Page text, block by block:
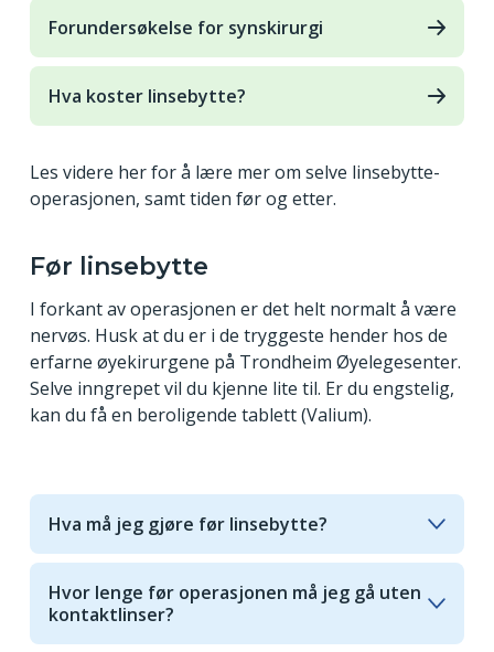
Forundersøkelse for synskirurgi
Hva koster linsebytte?
Les videre her for å lære mer om selve linsebytte-
operasjonen, samt tiden før og etter.
Før linsebytte
I forkant av operasjonen er det helt normalt å være
nervøs. Husk at du er i de tryggeste hender hos de
erfarne øyekirurgene på Trondheim Øyelegesenter.
Selve inngrepet vil du kjenne lite til. Er du engstelig,
kan du få en beroligende tablett (Valium).
Hva må jeg gjøre før linsebytte?
På operasjonsdagen skal du prøve å ha en så
operasjonen må du planlegge hjemtransport, og
møte uthvilt og forberedt. Ha på komfortable og
Hvor lenge før operasjonen må jeg gå uten
kontaktlinser?
Om du bruker myke kontaktlinser